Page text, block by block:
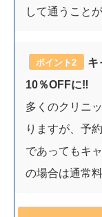
して通うこと
ポイント2
キ
10％OFFに‼︎
多くのクリニ
りますが、予
であってもキ
の場合は通常